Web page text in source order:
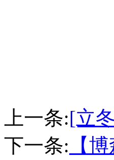
上一条:[立
下一条: 【